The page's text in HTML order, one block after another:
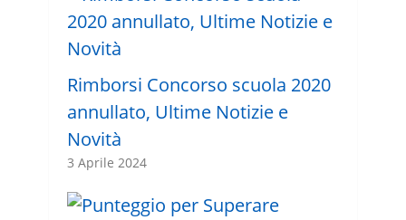
Rimborsi Concorso scuola 2020
annullato, Ultime Notizie e
Novità
3 Aprile 2024